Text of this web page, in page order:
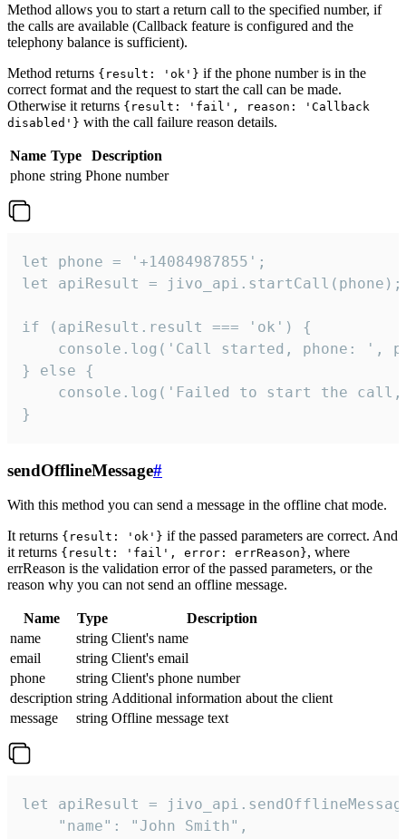
Method allows you to start a return call to the specified number, if
the calls are available (Callback feature is configured and the
telephony balance is sufficient).
Method returns {result: 'ok'} if the phone number is in the
correct format and the request to start the call can be made.
Otherwise it returns {result: 'fail', reason: 'Callback
disabled'} with the call failure reason details.
Name Type
Description
phone string Phone number
let phone = '+14084987855';
let apiResult = jivo_api.startCall(phone);
if (apiResult.result === 'ok') {
console.log('Call started, phone: ',
} else {
console.log('Failed to start the
}
sendOfflineMessage#
With this method you can send a message in the offline chat mode.
It returns {result: 'ok'} if the passed parameters are correct. And
it returns {result: 'fail', error: errReason}, where
errReason is the validation error of the passed parameters, or the
reason why you can not send an offline message.
Name Type
Description
name
string Client's name
email
string Client's email
phone
string Client's phone number
description string Additional information about the client
message
string Offline message text
let apiResult =
    "name": "John Smith",